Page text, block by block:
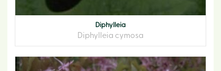
Diphylleia
Diphylleia cymosa